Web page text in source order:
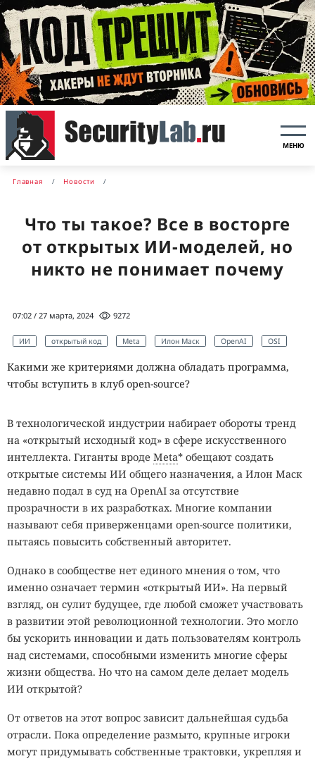
МЕНЮ
Главная Новости
Что ты такое? Все в восторге
от открытых ИИ-моделей, но
никто не понимает почему
07:02 / 27 марта, 2024 9272
ИИ открытый код Meta Илон Маск OpenAI OSI
Какими же критериями должна обладать программа,
чтобы вступить в клуб open-sourсe?
В технологической индустрии набирает обороты тренд
на «открытый исходный код» в сфере искусственного
интеллекта. Гиганты вроде Meta* обещают создать
открытые системы ИИ общего назначения, а Илон Маск
недавно подал в суд на OpenAI за отсутствие
прозрачности в их разработках. Многие компании
называют себя приверженцами open-source политики,
пытаясь повысить собственный авторитет.
Однако в сообществе нет единого мнения о том, что
именно означает термин «открытый ИИ». На первый
взгляд, он сулит будущее, где любой сможет участвовать
в развитии этой революционной технологии. Это могло
бы ускорить инновации и дать пользователям контроль
над системами, способными изменить многие сферы
жизни общества. Но что на самом деле делает модель
ИИ открытой?
От ответов на этот вопрос зависит дальнейшая судьба
отрасли. Пока определение размыто, крупные игроки
могут придумывать собственные трактовки, укрепляя и